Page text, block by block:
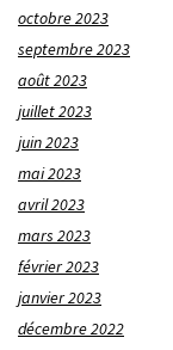
octobre 2023
septembre 2023
août 2023
juillet 2023
juin 2023
mai 2023
avril 2023
mars 2023
février 2023
janvier 2023
décembre 2022